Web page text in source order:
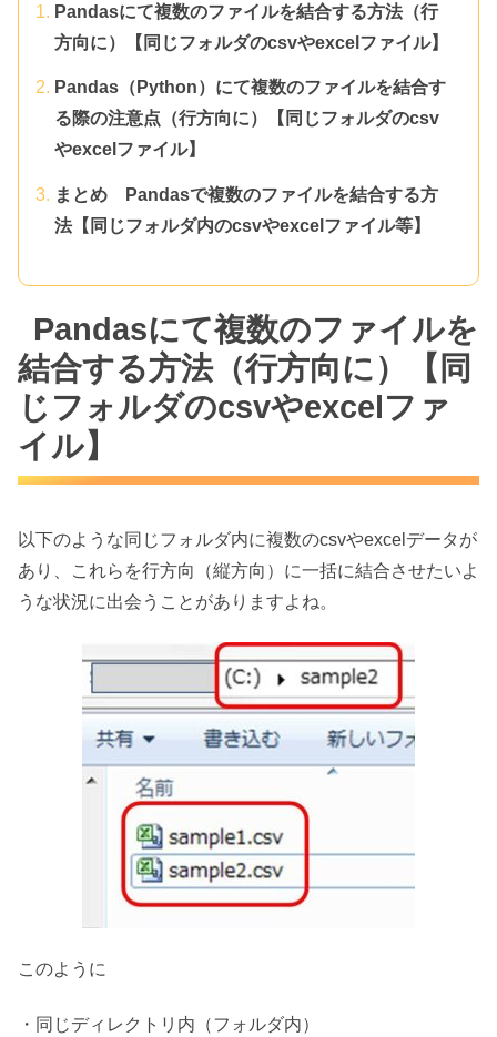
Pandasにて複数のファイルを結合する方法（行
方向に）【同じフォルダのcsvやexcelファイル】
Pandas（Python）にて複数のファイルを結合す
る際の注意点（行方向に）【同じフォルダのcsv
やexcelファイル】
まとめ Pandasで複数のファイルを結合する方
法【同じフォルダ内のcsvやexcelファイル等】
Pandasにて複数のファイルを
結合する方法（行方向に）【同
じフォルダのcsvやexcelファ
イル】
以下のような同じフォルダ内に複数のcsvやexcelデータが
あり、これらを行方向（縦方向）に一括に結合させたいよ
うな状況に出会うことがありますよね。
このように
・同じディレクトリ内（フォルダ内）